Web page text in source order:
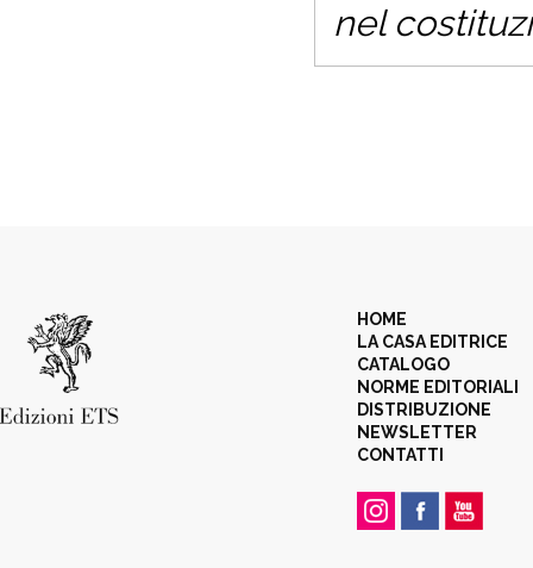
nel
HOME
LA CASA EDITRICE
CATALOGO
NORME EDITORIALI
DISTRIBUZIONE
NEWSLETTER
CONTATTI